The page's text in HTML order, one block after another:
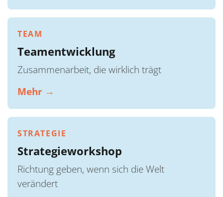
TEAM
Teamentwicklung
Zusammenarbeit, die wirklich trägt
Mehr →
STRATEGIE
Strategieworkshop
Richtung geben, wenn sich die Welt
verändert